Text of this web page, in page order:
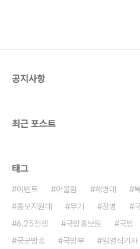
공지사항
최근 포스트
태그
이벤트 어울림 해병대
홍보지원대
무기 장병
6.25전쟁
국방홍보원 국방
국군방송
국방부 임영식기자